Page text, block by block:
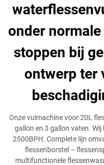
onder
stoppen bij
ontwerp ter
Onze vulmachine voor 20L
gallon en 3 gallon vaten.
2500BPH. Complete lijn
flessenborstel –
multifunctionele